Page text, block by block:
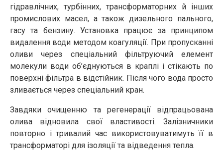
гідравлічних, турбінних, трансформаторних й інших
промислових масел, а також дизельного пального,
гасу та бензину. Установка працює за принципом
видалення води методом коагуляції. При пропусканні
оливи через спеціальний фільтруючий елемент
молекули води об’єднуються в краплі і стікають по
поверхні фільтра в відстійник. Після чого вода просто
зливається через спеціальний кран.
Завдяки очищенню та регенерації відпрацьована
олива відновила свої властивості. Залізничники
повторно і тривалий час використовуватимуть її в
трансформаторі для ізоляції та відведення тепла.